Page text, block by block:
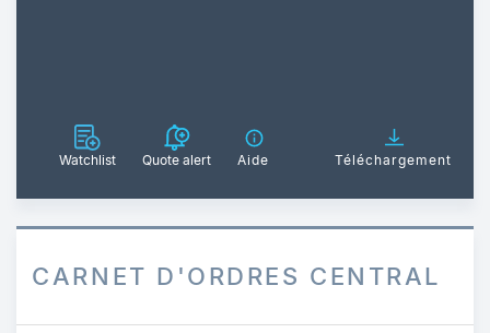
Watchlist Quote alert Aide Téléchargement
CARNET D'ORDRES CENTRAL